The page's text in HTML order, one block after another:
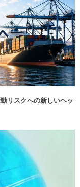
リスクへの新しいヘッ